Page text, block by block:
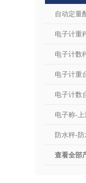
自动定量
电子计重
电子计数
电子计重
电子计数
电子称-
防水秤-
查看全部